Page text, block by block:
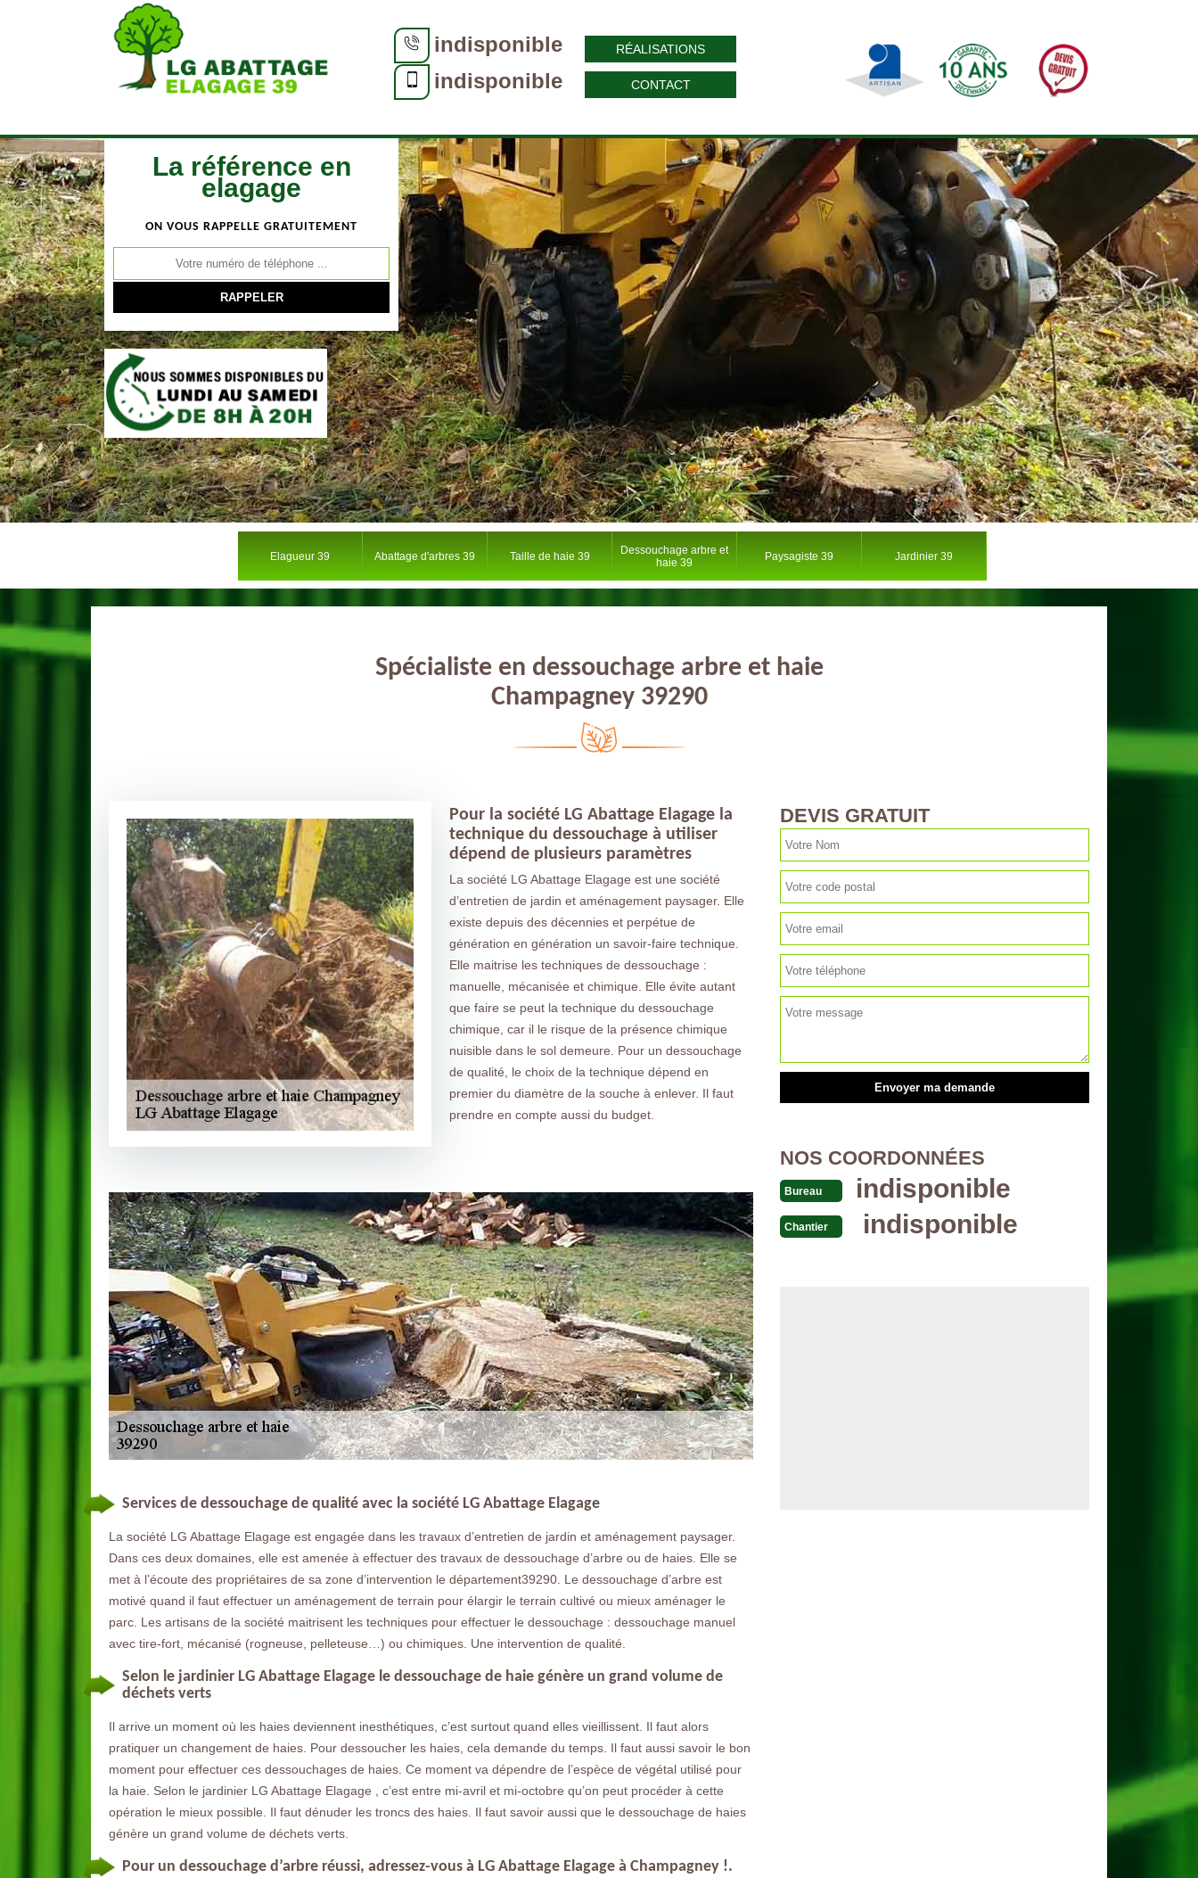
indisponible
indisponible
RÉALISATIONS
CONTACT
La référence en
elagage
ON VOUS RAPPELLE GRATUITEMENT
Elagueur 39 Abattage d'arbres 39 Taille de haie 39
Dessouchage arbre et
haie 39
Paysagiste 39 Jardinier 39
Spécialiste en dessouchage arbre et haie
Champagney 39290
Pour la société LG Abattage Elagage la
technique du dessouchage à utiliser
dépend de plusieurs paramètres
La société LG Abattage Elagage est une société
d’entretien de jardin et aménagement paysager. Elle
existe depuis des décennies et perpétue de
génération en génération un savoir-faire technique.
Elle maitrise les techniques de dessouchage :
manuelle, mécanisée et chimique. Elle évite autant
que faire se peut la technique du dessouchage
chimique, car il le risque de la présence chimique
nuisible dans le sol demeure. Pour un dessouchage
de qualité, le choix de la technique dépend en
premier du diamètre de la souche à enlever. Il faut
prendre en compte aussi du budget.
Services de dessouchage de qualité avec la société LG Abattage Elagage
La société LG Abattage Elagage est engagée dans les travaux d’entretien de jardin et aménagement paysager.
Dans ces deux domaines, elle est amenée à effectuer des travaux de dessouchage d’arbre ou de haies. Elle se
met à l’écoute des propriétaires de sa zone d’intervention le département39290. Le dessouchage d’arbre est
motivé quand il faut effectuer un aménagement de terrain pour élargir le terrain cultivé ou mieux aménager le
parc. Les artisans de la société maitrisent les techniques pour effectuer le dessouchage : dessouchage manuel
avec tire-fort, mécanisé (rogneuse, pelleteuse…) ou chimiques. Une intervention de qualité.
Selon le jardinier LG Abattage Elagage le dessouchage de haie génère un grand volume de
déchets verts
Il arrive un moment où les haies deviennent inesthétiques, c’est surtout quand elles vieillissent. Il faut alors
pratiquer un changement de haies. Pour dessoucher les haies, cela demande du temps. Il faut aussi savoir le bon
moment pour effectuer ces dessouchages de haies. Ce moment va dépendre de l’espèce de végétal utilisé pour
la haie. Selon le jardinier LG Abattage Elagage , c’est entre mi-avril et mi-octobre qu’on peut procéder à cette
opération le mieux possible. Il faut dénuder les troncs des haies. Il faut savoir aussi que le dessouchage de haies
génère un grand volume de déchets verts.
Pour un dessouchage d’arbre réussi, adressez-vous à LG Abattage Elagage à Champagney !.
DEVIS GRATUIT
NOS COORDONNÉES
Bureau indisponible
Chantier indisponible